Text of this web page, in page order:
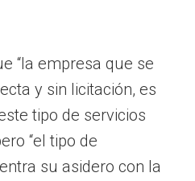
“la empresa que se
y sin licitación, es
tipo de servicios
“el tipo de
su asidero con la